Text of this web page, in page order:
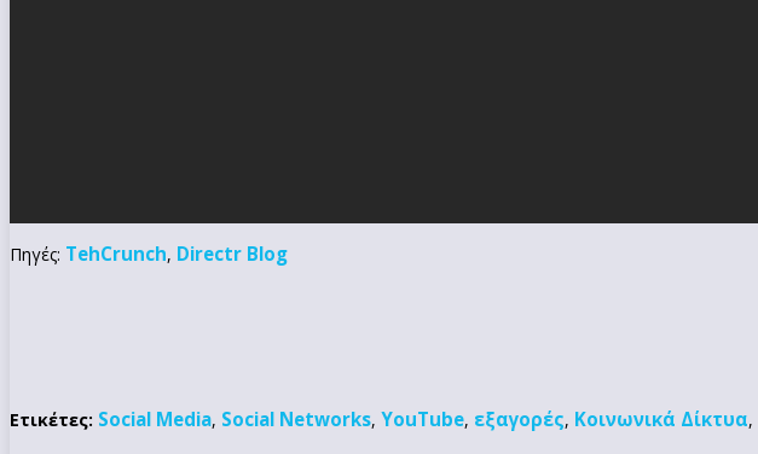
Πηγές: TehCrunch, Directr Blog
Ετικέτες: Social Media, Social Networks, YouTube, εξαγορές, Κοινωνικά Δίκτυα,